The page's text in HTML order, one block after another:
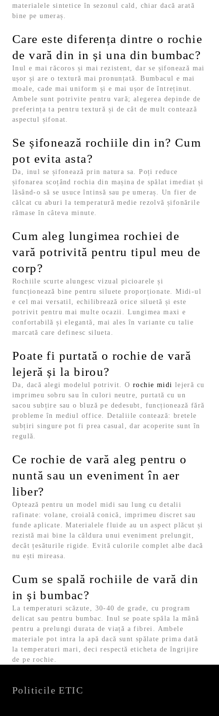
materialele sintetice în sezonul cald, chiar dacă arată
bine pe umeraș.
Care este diferența dintre o rochie
de vară din in și una din bumbac?
Inul e mai răcoros și mai rezistent, dar se șifonează mai
ușor și are o textură mai pronunțată. Bumbacul e mai
moale, cade mai uniform și e mai ușor de întreținut.
Ambele sunt potrivite pentru vară; alegerea depinde de
preferința ta pentru textură și de cât de mult contează
aspectul șifonat.
Se șifonează rochiile din in? Cum
pot evita asta?
Da, inul se șifonează prin natura sa. Poți reduce
șifonarea scoțând rochia din mașina de spălat imediat și
lăsând-o să se usuce întinsă sau pe umeraș. Un fier de
călcat cu aburi la temperatură medie rezolvă șifonările
rămase în câteva minute.
Cum aleg lungimea rochiei de
vară potrivită pentru tipul meu de
corp?
Rochiile scurte alungesc vizual picioarele și
funcționează bine pentru siluete proporționate. Midi-ul
e cel mai versatil, echilibrează orice siluetă și este
potrivit pentru mai multe ocazii. Lungimea maxi e
confortabilă și elegantă, mai ales în variante cu talie
marcată care definesc silueta.
Poate fi purtată o rochie de vară
lejeră și la birou?
Da, dacă alegi modelul potrivit. O rochie midi lejeră cu
imprimeu sobru sau în culori neutre, purtată cu un
sacou subțire sau o bluză pe dedesubt, funcționează fără
probleme în mediul office. Detaliile contează: bretele
subțiri singure pot fi prea casual, dar acoperite sunt în
regulă.
Ce rochie de vară aleg pentru o
nuntă sau un eveniment în aer
liber?
Optează pentru un model midi sau lung cu detalii
rafinate: volane, croială conică, imprimeu discret sau
funde aplicate. Materialele fluide au un aspect plăcut și
rezistă mai bine la căldura unui eveniment prelungit,
decât țesăturile rigide. Evită culorile complet albe dacă
nu ești mireasa.
Cum se spală rochiile de vară din
in și bumbac?
La temperaturi scăzute, 30-40 de grade, cu program
delicat sau pentru bumbac. Inul se poate spăla la mână
pentru a prelungi durata de viață a fibrei. Ambele
materiale pot intra la apă dacă sunt spălate prima dată
la temperaturi mari, deci respectă eticheta de îngrijire
de pe rochie.
Politicile ETIC